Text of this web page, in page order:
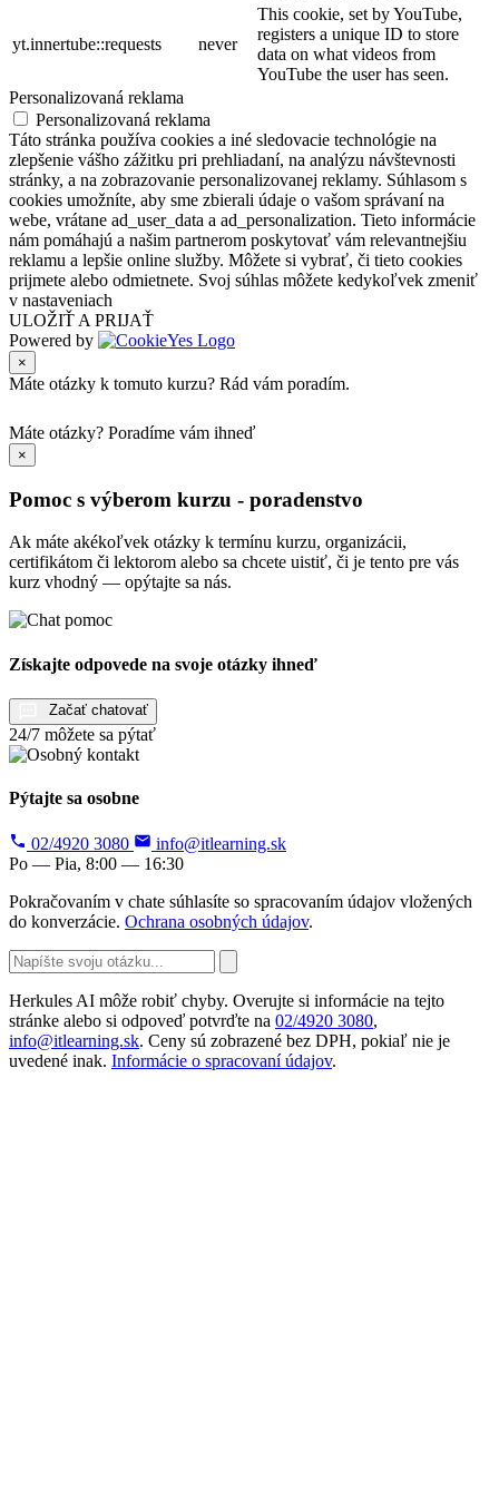
yt.innertube::requests never
This cookie, set by YouTube,
registers a unique ID to store
data on what videos from
YouTube the user has seen.
Personalizovaná reklama
Personalizovaná reklama
Táto stránka používa cookies a iné sledovacie technológie na
zlepšenie vášho zážitku pri prehliadaní, na analýzu návštevnosti
stránky, a na zobrazovanie personalizovanej reklamy. Súhlasom s
cookies umožníte, aby sme zbierali údaje o vašom správaní na
webe, vrátane ad_user_data a ad_personalization. Tieto informácie
nám pomáhajú a našim partnerom poskytovať vám relevantnejšiu
reklamu a lepšie online služby. Môžete si vybrať, či tieto cookies
prijmete alebo odmietnete. Svoj súhlas môžete kedykoľvek zmeniť
v nastaveniach
ULOŽIŤ A PRIJAŤ
Powered by
×
Máte otázky k tomuto kurzu? Rád vám poradím.
Máte otázky? Poradíme vám ihneď
×
Pomoc s výberom kurzu - poradenstvo
Ak máte akékoľvek otázky k termínu kurzu, organizácii,
certifikátom či lektorom alebo sa chcete uistiť, či je tento pre vás
kurz vhodný — opýtajte sa nás.
Získajte odpovede na svoje otázky ihneď
Začať chatovať
24/7 môžete sa pýtať
Pýtajte sa osobne
02/4920 3080
info@itlearning.sk
Po — Pia, 8:00 — 16:30
Pokračovaním v chate súhlasíte so spracovaním údajov vložených
do konverzácie. Ochrana osobných údajov.
Herkules AI môže robiť chyby. Overujte si informácie na tejto
stránke alebo si odpoveď potvrďte na 02/4920 3080,
info@itlearning.sk. Ceny sú zobrazené bez DPH, pokiaľ nie je
uvedené inak. Informácie o spracovaní údajov.